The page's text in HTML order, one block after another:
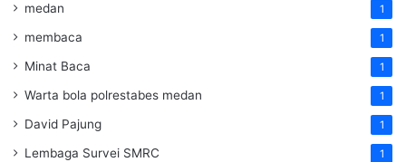
medan 1
membaca 1
Minat Baca 1
Warta bola polrestabes medan 1
David Pajung 1
Lembaga Survei SMRC 1